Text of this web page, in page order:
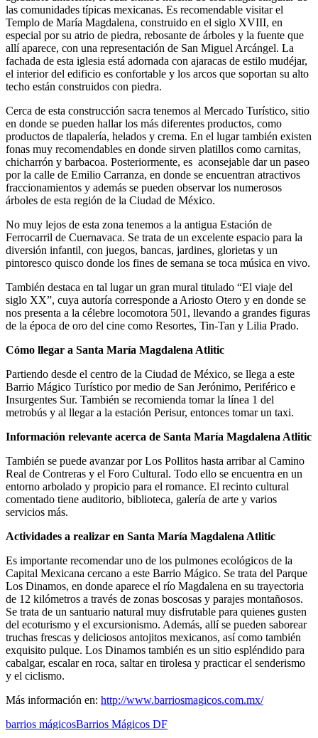
las comunidades típicas mexicanas. Es recomendable visitar el
Templo de María Magdalena, construido en el siglo XVIII, en
especial por su atrio de piedra, rebosante de árboles y la fuente que
allí aparece, con una representación de San Miguel Arcángel. La
fachada de esta iglesia está adornada con ajaracas de estilo mudéjar,
el interior del edificio es confortable y los arcos que soportan su alto
techo están construidos con piedra.
Cerca de esta construcción sacra tenemos al Mercado Turístico, sitio
en donde se pueden hallar los más diferentes productos, como
productos de tlapalería, helados y crema. En el lugar también existen
fonas muy recomendables en donde sirven platillos como carnitas,
chicharrón y barbacoa. Posteriormente, es aconsejable dar un paseo
por la calle de Emilio Carranza, en donde se encuentran atractivos
fraccionamientos y además se pueden observar los numerosos
árboles de esta región de la Ciudad de México.
No muy lejos de esta zona tenemos a la antigua Estación de
Ferrocarril de Cuernavaca. Se trata de un excelente espacio para la
diversión infantil, con juegos, bancas, jardines, glorietas y un
pintoresco quisco donde los fines de semana se toca música en vivo.
También destaca en tal lugar un gran mural titulado “El viaje del
siglo XX”, cuya autoría corresponde a Ariosto Otero y en donde se
nos presenta a la célebre locomotora 501, llevando a grandes figuras
de la época de oro del cine como Resortes, Tin-Tan y Lilia Prado.
Cómo llegar a Santa María Magdalena Atlitic
Partiendo desde el centro de la Ciudad de México, se llega a este
Barrio Mágico Turístico por medio de San Jerónimo, Periférico e
Insurgentes Sur. También se recomienda tomar la línea 1 del
metrobús y al llegar a la estación Perisur, entonces tomar un taxi.
Información relevante acerca de Santa María Magdalena Atlitic
También se puede avanzar por Los Pollitos hasta arribar al Camino
Real de Contreras y el Foro Cultural. Todo ello se encuentra en un
entorno arbolado y propicio para el romance. El recinto cultural
comentado tiene auditorio, biblioteca, galería de arte y varios
servicios más.
Actividades a realizar en Santa María Magdalena Atlitic
Es importante recomendar uno de los pulmones ecológicos de la
Capital Mexicana cercano a este Barrio Mágico. Se trata del Parque
Los Dinamos, en donde aparece el río Magdalena en su trayectoria
de 12 kilómetros a través de zonas boscosas y parajes montañosos.
Se trata de un santuario natural muy disfrutable para quienes gusten
del ecoturismo y el excursionismo. Además, allí se pueden saborear
truchas frescas y deliciosos antojitos mexicanos, así como también
exquisito pulque. Los Dinamos también es un sitio espléndido para
cabalgar, escalar en roca, saltar en tirolesa y practicar el senderismo
y el ciclismo.
Más información en: http://www.barriosmagicos.com.mx/
barrios mágicosBarrios Mágicos DF